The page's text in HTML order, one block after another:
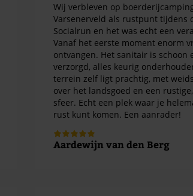
Wij verbleven op
Varsenerveld als rustpunt tijdens
Socialrun en het was echt een
Vanaf het eerste moment enorm
ontvangen. Het sanitair is schoon
verzorgd, alles keurig
terrein zelf ligt prachtig, met
over het landsgoed en een
sfeer. Echt een plek waar je
rust kunt komen. Een aanrader!
Aardewijn van den Berg